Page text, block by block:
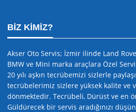
BIZ KIMIZ?
Akser Oto Servis; İzmir ilinde Land
BMW ve Mini marka araçlara Özel
20 yılı aşkın tecrübemizi sizlerle
tecrübelerimiz sizlere yüksek kalite ve
dönmektedir. Tecrübeli, Dürüst ve en
Güldürecek bir servis aradığınızı